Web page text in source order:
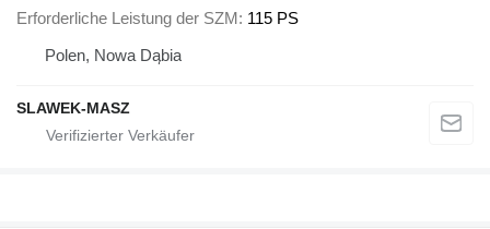
Erforderliche Leistung der SZM 115 PS
Polen, Nowa Dąbia
SLAWEK-MASZ